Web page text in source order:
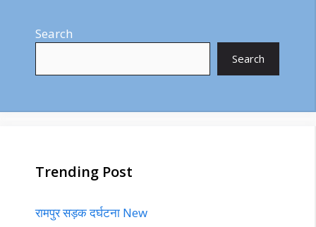
Search
Search
Trending Post
रामपुर सड़क दर्घटना New